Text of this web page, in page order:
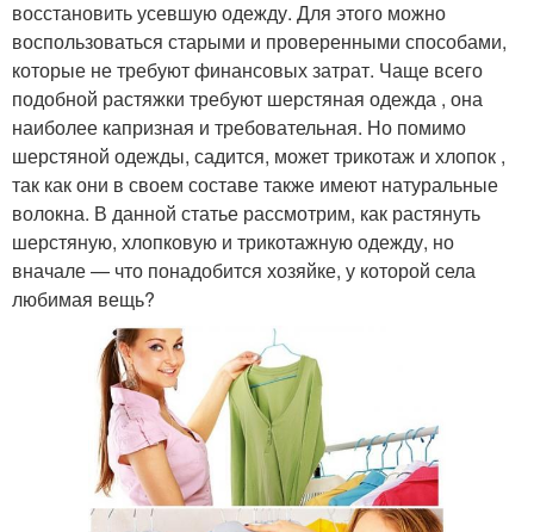
восстановить усевшую одежду. Для этого можно
воспользоваться старыми и проверенными способами,
которые не требуют финансовых затрат. Чаще всего
подобной растяжки требуют шерстяная одежда , она
наиболее капризная и требовательная. Но помимо
шерстяной одежды, садится, может трикотаж и хлопок ,
так как они в своем составе также имеют натуральные
волокна. В данной статье рассмотрим, как растянуть
шерстяную, хлопковую и трикотажную одежду, но
вначале — что понадобится хозяйке, у которой села
любимая вещь?